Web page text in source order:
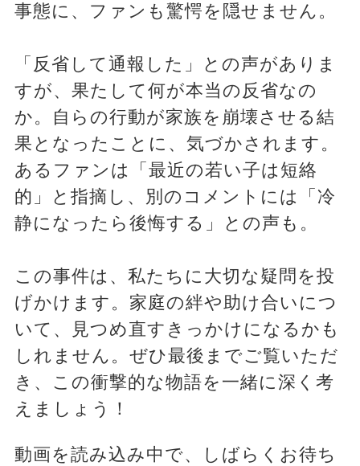
事態に、ファンも驚愕を隠せません。
「反省して通報した」との声がありま
すが、果たして何が本当の反省なの
か。自らの行動が家族を崩壊させる結
果となったことに、気づかされます。
あるファンは「最近の若い子は短絡
的」と指摘し、別のコメントには「冷
静になったら後悔する」との声も。
この事件は、私たちに大切な疑問を投
げかけます。家庭の絆や助け合いにつ
いて、見つめ直すきっかけになるかも
しれません。ぜひ最後までご覧いただ
き、この衝撃的な物語を一緒に深く考
えましょう！
動画を読み込み中で、しばらくお待ち